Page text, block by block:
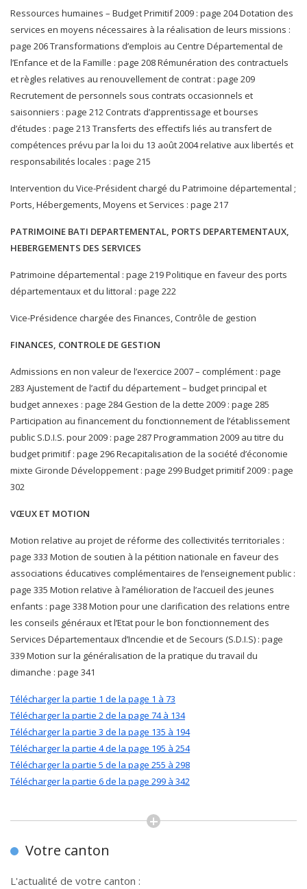
Ressources humaines – Budget Primitif 2009 : page 204 Dotation des
services en moyens nécessaires à la réalisation de leurs missions :
page 206 Transformations d’emplois au Centre Départemental de
l’Enfance et de la Famille : page 208 Rémunération des contractuels
et règles relatives au renouvellement de contrat : page 209
Recrutement de personnels sous contrats occasionnels et
saisonniers : page 212 Contrats d’apprentissage et bourses
d’études : page 213 Transferts des effectifs liés au transfert de
compétences prévu par la loi du 13 août 2004 relative aux libertés et
responsabilités locales : page 215
Intervention du Vice-Président chargé du Patrimoine départemental ;
Ports, Hébergements, Moyens et Services : page 217
PATRIMOINE BATI DEPARTEMENTAL, PORTS DEPARTEMENTAUX,
HEBERGEMENTS DES SERVICES
Patrimoine départemental : page 219 Politique en faveur des ports
départementaux et du littoral : page 222
Vice-Présidence chargée des Finances, Contrôle de gestion
FINANCES, CONTROLE DE GESTION
Admissions en non valeur de l’exercice 2007 – complément : page
283 Ajustement de l’actif du département – budget principal et
budget annexes : page 284 Gestion de la dette 2009 : page 285
Participation au financement du fonctionnement de l’établissement
public S.D.I.S. pour 2009 : page 287 Programmation 2009 au titre du
budget primitif : page 296 Recapitalisation de la société d’économie
mixte Gironde Développement : page 299 Budget primitif 2009 : page
302
VŒUX ET MOTION
Motion relative au projet de réforme des collectivités territoriales :
page 333 Motion de soutien à la pétition nationale en faveur des
associations éducatives complémentaires de l’enseignement public :
page 335 Motion relative à l’amélioration de l’accueil des jeunes
enfants : page 338 Motion pour une clarification des relations entre
les conseils généraux et l’Etat pour le bon fonctionnement des
Services Départementaux d’Incendie et de Secours (S.D.I.S) : page
339 Motion sur la généralisation de la pratique du travail du
dimanche : page 341
Télécharger la partie 1 de la page 1 à 73
Télécharger la partie 2 de la page 74 à 134
Télécharger la partie 3 de la page 135 à 194
Télécharger la partie 4 de la page 195 à 254
Télécharger la partie 5 de la page 255 à 298
Télécharger la partie 6 de la page 299 à 342
Votre canton
L'actualité de votre canton :